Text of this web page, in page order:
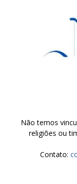
Não temos
religiões ou
Contato: